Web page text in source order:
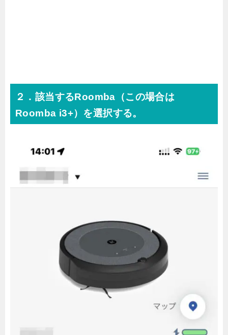
２．該当するRoomba（この場合は
Roomba i3+）を選択する。